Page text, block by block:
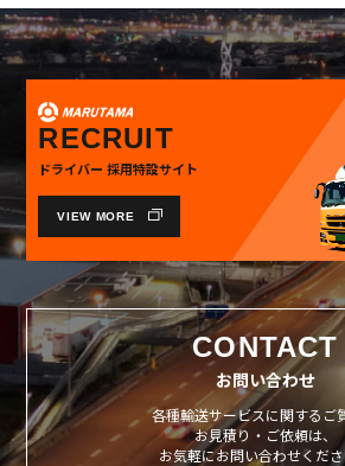
RECRUIT
ドライバー 採用特設サイト
VIEW MORE
CONTACT
お問い合わせ
各種輸送サービスに関するご
お見積り・ご依頼は、
お気軽にお問い合わせくださ